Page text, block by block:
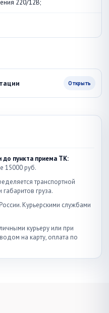
220/12В;
Открыть
до пункта приема ТК:
15000 руб.
транспортной
груза.
Курьерскими службами
курьеру или при
на карту, оплата по